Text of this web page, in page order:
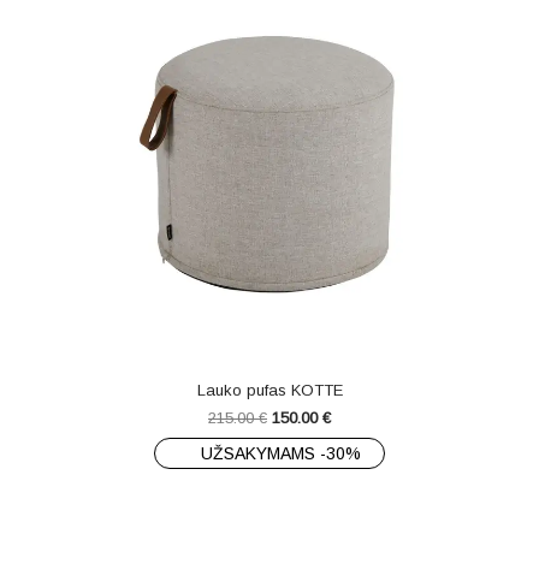
Lauko pufas KOTTE
215.00€ 150.00 €
UŽSAKYMAMS -30%